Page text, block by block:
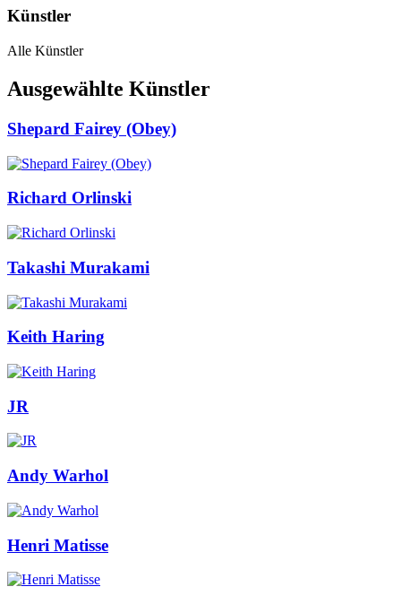
Künstler
Alle Künstler
Ausgewählte Künstler
Shepard Fairey (Obey)
Richard Orlinski
Takashi Murakami
Keith Haring
JR
Andy Warhol
Henri Matisse